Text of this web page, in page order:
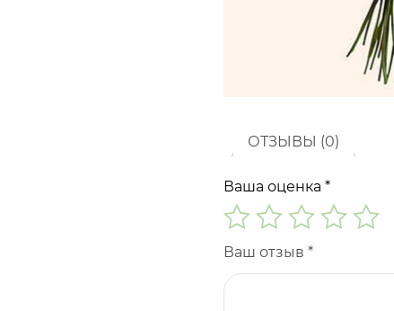
ОТЗЫВЫ (0)
Ваша оценка *
Ваш отзыв *